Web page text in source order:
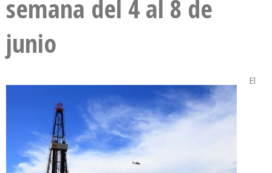
semana del 4 al 8 de
junio
El